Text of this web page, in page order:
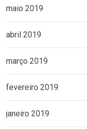
maio 2019
abril 2019
março 2019
fevereiro 2019
janeiro 2019